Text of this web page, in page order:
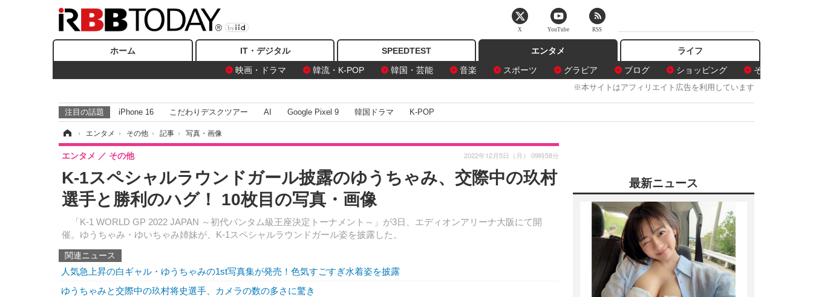
ホーム IT・デジタル SPEEDTEST
エンタメ
映画・ドラマ
韓流・K-POP 韓国・芸能 音楽 スポーツ グラビア ブログ ショッピング その他
ライフ
※本サイトはアフィリエイト広告を利用しています
注目の話題 iPhone 16 こだわりデスクツアー AI Google Pixel 9 韓国ドラマ K-POP
› エンタメ › その他 › 記事 › 写真・画像
K-1スペシャルラウンドガール披露のゆうちゃみ、交際中の玖村
選手と勝利のハグ！ 10枚目の写真・画像
「K-1 WORLD GP 2022 JAPAN ～初代バンタム級王座決定トーナメント～」が3日、エディオンアリーナ大阪にて開
催。ゆうちゃみ・ゆいちゃみ姉妹が、K-1スペシャルラウンドガール姿を披露した。
エンタメ その他 2022年12月5日（月） 09時58分
関連ニュース
人気急上昇の白ギャル・ゆうちゃみの1st写真集が発売！色気すごすぎ水着姿を披露
ゆうちゃみと交際中の玖村将史選手、カメラの数の多さに驚き
最新ニュース
X YouTube RSS